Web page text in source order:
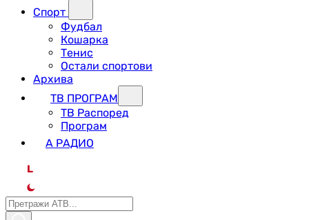
Спорт
Фудбал
Кошарка
Тенис
Остали спортови
Архива
ТВ ПРОГРАМ
ТВ Распоред
Програм
А РАДИО
L